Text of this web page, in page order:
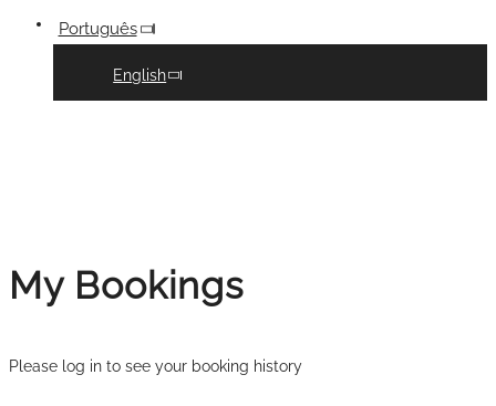
Português
English
My Bookings
Please log in to see your booking history